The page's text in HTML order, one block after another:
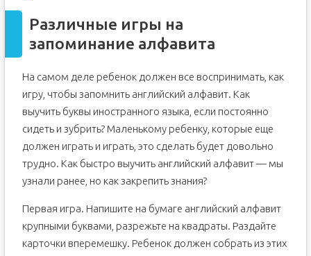
Различные игры на
запоминание алфавита
На самом деле ребенок должен все воспринимать, как
игру, чтобы запомнить английский алфавит. Как
выучить буквы иностранного языка, если постоянно
сидеть и зубрить? Маленькому ребенку, которые еще
должен играть и играть, это сделать будет довольно
трудно. Как быстро выучить английский алфавит — мы
узнали ранее, но как закрепить знания?
Первая игра. Напишите на бумаге английский алфавит
крупными буквами, разрежьте на квадраты. Раздайте
карточки вперемешку. Ребенок должен собрать из этих